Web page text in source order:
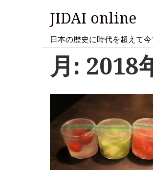
JIDAI online
日本の歴史に時代を超えて
月: 2018